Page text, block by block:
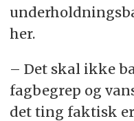
her.
– Det skal ikke
fagbegrep og
det ting faktisk